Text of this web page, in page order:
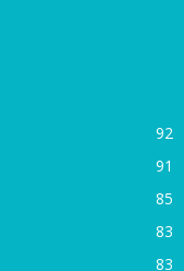
92
91
85
83
83